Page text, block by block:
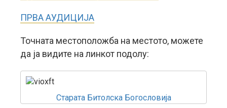
ПРВА АУДИЦИЈА
Точната местоположба на местото, можете
да ја видите на линкот подолу:
Старата Битолска Богословија